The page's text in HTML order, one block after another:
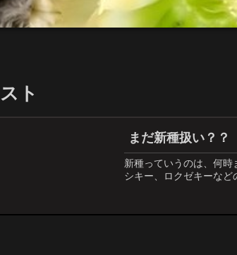
ト
まだ新種扱い？？
新種っていうのは、何
シキー、ロクゼキーなど